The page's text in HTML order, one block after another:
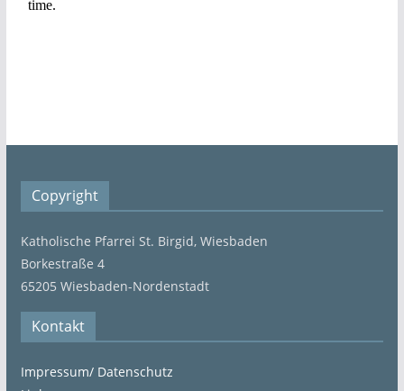
Copyright
Katholische Pfarrei St. Birgid, Wiesbaden
Borkestraße 4
65205 Wiesbaden-Nordenstadt
Kontakt
Impressum/ Datenschutz